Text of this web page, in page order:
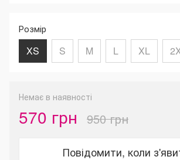
Розмір
XS S M L XL
Немає в наявності
570 грн 950 грн
Повідомити, коли